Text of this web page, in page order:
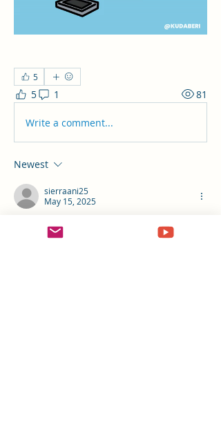
5
5 1 81
Write a comment...
Newest
sierraani25
May 15, 2025
Hola Dulcesmaravillas, puedes
contactarme por medio de email: